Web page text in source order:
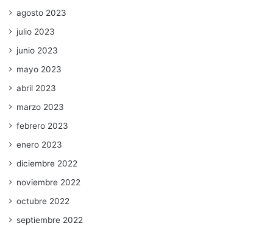
agosto 2023
julio 2023
junio 2023
mayo 2023
abril 2023
marzo 2023
febrero 2023
enero 2023
diciembre 2022
noviembre 2022
octubre 2022
septiembre 2022